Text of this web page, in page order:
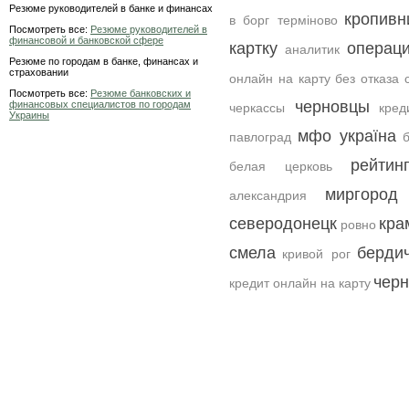
Резюме руководителей в банке и финансах
Посмотреть все: Резюме руководителей в
финансовой и банковской сфере
Резюме по городам в банке, финансах и
страховании
Посмотреть все: Резюме банковских и
финансовых специалистов по городам
Украины
в борг терміново
картку аналитик
онлайн на карту без отказа
черкассы
черновцы
павлоград мфо україна
белая церковь
александрия
миргород
северодонецк ровно
смела кривой рог
кредит онлайн на карту